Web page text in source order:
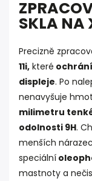
SKLA NA
Precizně
11i, které
displeje. Po
nenavyšuje
milimetru
odolnosti 9H.
menších
speciální
mastnoty a